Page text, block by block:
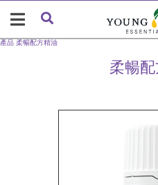
柔暢
產品 柔暢配方精油